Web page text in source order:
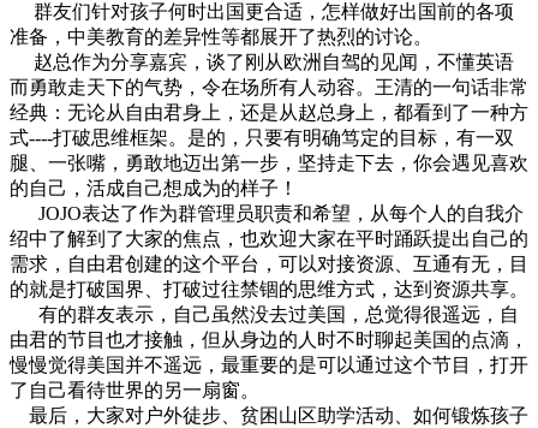
群友们针对孩子何时出国更合适，怎样做好出国前的各项
准备，中美教育的差异性等都展开了热烈的讨论。
赵总作为分享嘉宾，谈了刚从欧洲自驾的见闻，不懂英语
而勇敢走天下的气势，令在场所有人动容。王清的一句话非常
经典：无论从自由君身上，还是从赵总身上，都看到了一种方
式----打破思维框架。是的，只要有明确笃定的目标，有一双
腿、一张嘴，勇敢地迈出第一步，坚持走下去，你会遇见喜欢
的自己，活成自己想成为的样子！
JOJO表达了作为群管理员职责和希望，从每个人的自我介
绍中了解到了大家的焦点，也欢迎大家在平时踊跃提出自己的
需求，自由君创建的这个平台，可以对接资源、互通有无，目
的就是打破国界、打破过往禁锢的思维方式，达到资源共享。
有的群友表示，自己虽然没去过美国，总觉得很遥远，自
由君的节目也才接触，但从身边的人时不时聊起美国的点滴，
慢慢觉得美国并不遥远，最重要的是可以通过这个节目，打开
了自己看待世界的另一扇窗。
最后，大家对户外徒步、贫困山区助学活动、如何锻炼孩子